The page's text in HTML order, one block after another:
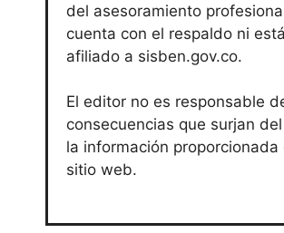
del asesoramiento
cuenta con el respaldo ni está
afiliado a sisben.gov.co.
El editor no es responsable
consecuencias que surjan
la información proporcionada
sitio web.